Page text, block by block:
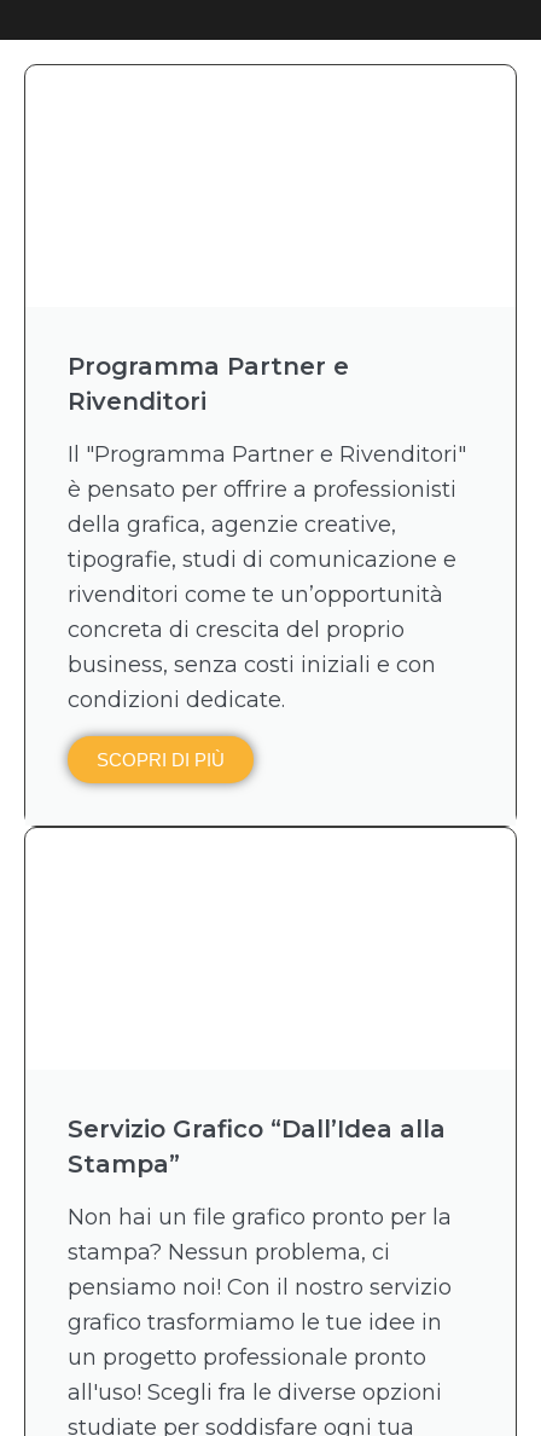
Programma Partner e
Rivenditori
Il "Programma Partner e Rivenditori"
è pensato per offrire a professionisti
della grafica, agenzie creative,
tipografie, studi di comunicazione e
rivenditori come te un’opportunità
concreta di crescita del proprio
business, senza costi iniziali e con
condizioni dedicate.
SCOPRI DI PIÙ
Servizio Grafico “Dall’Idea alla
Stampa”
Non hai un file grafico pronto per la
stampa? Nessun problema, ci
pensiamo noi! Con il nostro servizio
grafico trasformiamo le tue idee in
un progetto professionale pronto
all'uso! Scegli fra le diverse opzioni
studiate per soddisfare ogni tua